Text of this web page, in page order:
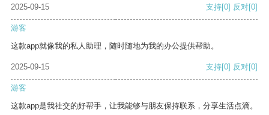
2025-09-15
支持[0] 反对[0]
游客
这款app就像我的私人助理，随时随地为我的办公提供帮助。
2025-09-15 支持[0] 反对[0]
游客
这款app是我社交的好帮手，让我能够与朋友保持联系，分享生活点滴。